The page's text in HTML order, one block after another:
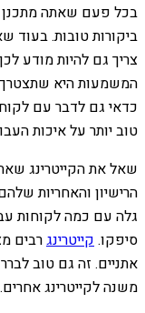
בכל פעם שאתה מתכנן
ביקורות טובות. בעוד
צריך גם להיות מודע
המשמעות היא שתצטרך
כדאי גם לדבר עם
טוב יותר על איכות
שאל את הקייטרינג
הרישיון והאחריות
גלה עם כמה לקוחות
סיפקו. קייטרינגרבים
אתניים. זה גם טוב
משנה לקייטרינג אחרים.